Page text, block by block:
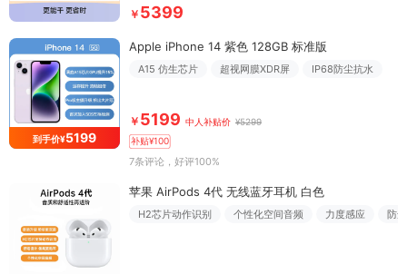
￥ 5399
到手价¥5199
Apple iPhone 14 紫色 128GB 标准版
A15 仿生芯片 超视网膜XDR屏 IP68防尘抗水
￥ 5199 中人补贴价 ¥5299
补贴¥100
7条评论 ，好评100%
苹果 AirPods 4代 无线蓝牙耳机 白色
H2芯片动作识别 个性化空间音频 力度感应 防